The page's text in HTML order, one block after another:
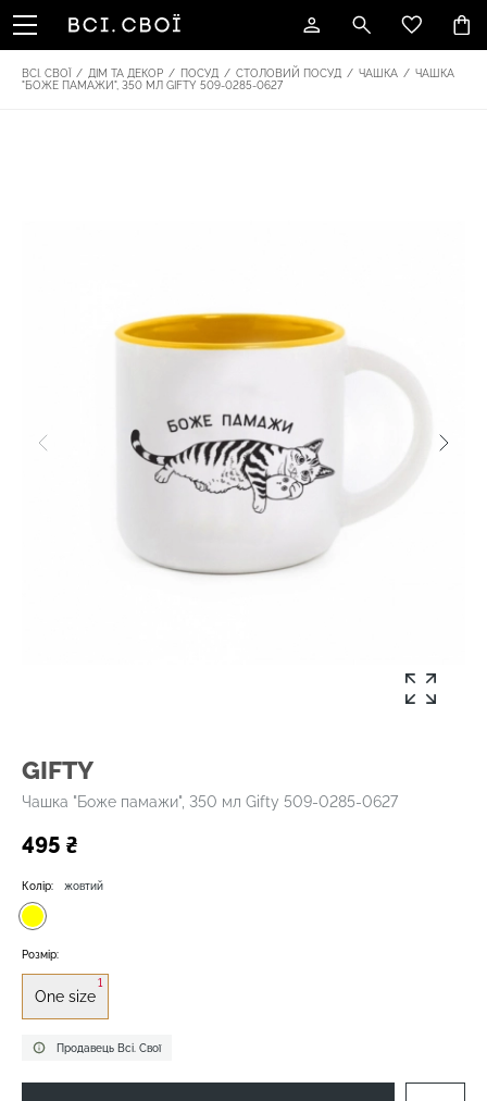
ВСІ. СВОЇ / ДІМ ТА ДЕКОР / ПОСУД / СТОЛОВИЙ ПОСУД / ЧАШКА / ЧАШКА
"БОЖЕ ПАМАЖИ", 350 МЛ GIFTY 509-0285-0627
GIFTY
Чашка "Боже памажи", 350 мл Gifty 509-0285-0627
495 ₴
Продавець Всі. Свої
Колір: жовтий
Розмір:
One size
1